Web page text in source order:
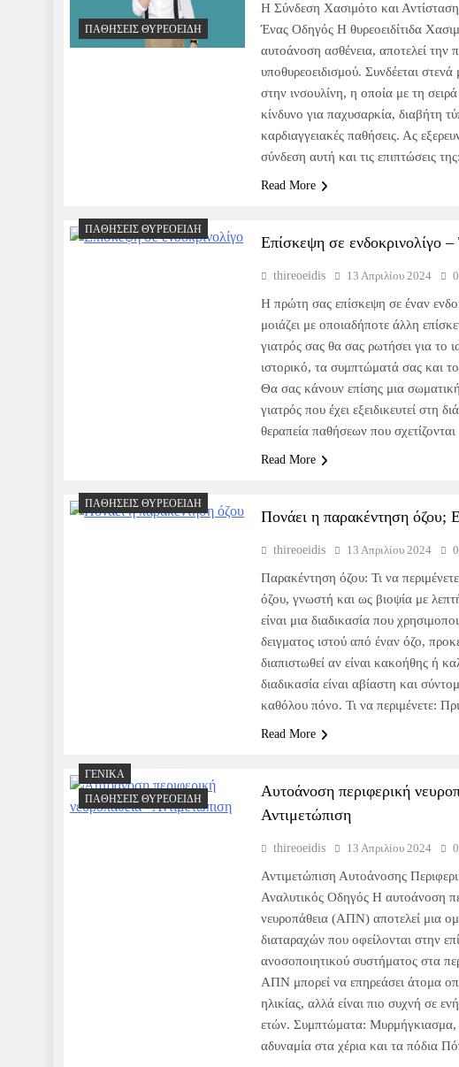
ΠΑΘΉΣΕΙΣ ΘΥΡΕΟΕΙΔΉ
Η Σύνδεση Χασιμότο και
Ένας Οδηγός Η θυρεοειδίτιδα
αυτοάνοση ασθένεια, αποτελεί την
υποθυρεοειδισμού. Συνδέεται στενά
στην ινσουλίνη, η οποία με τη
κίνδυνο για παχυσαρκία, διαβήτη
καρδιαγγειακές παθήσεις. Ας
σύνδεση αυτή και τις επιπτώσεις
Read More
ΠΑΘΉΣΕΙΣ ΘΥΡΕΟΕΙΔΉ
Επίσκεψη σε ενδοκρινολίγο –
thireoeidis 13 Απριλίου 2024 0
Η πρώτη σας επίσκεψη σε έναν
μοιάζει με οποιαδήποτε άλλη
γιατρός σας θα σας ρωτήσει για το
ιστορικό, τα συμπτώματά σας και
Θα σας κάνουν επίσης μια
γιατρός που έχει εξειδικευτεί στη
θεραπεία παθήσεων που
Read More
ΠΑΘΉΣΕΙΣ ΘΥΡΕΟΕΙΔΉ
Πονάει η παρακέντηση όζου;
thireoeidis 13 Απριλίου 2024 0
Παρακέντηση όζου: Τι να
όζου, γνωστή και ως βιοψία με
είναι μια διαδικασία που
δειγματος ιστού από έναν όζο,
διαπιστωθεί αν είναι κακοήθης ή
διαδικασία είναι αβίαστη και
καθόλου πόνο. Τι να περιμένετε:
Read More
ΓΕΝΙΚΆ
ΠΑΘΉΣΕΙΣ ΘΥΡΕΟΕΙΔΉ
Αυτοάνοση περιφερική
Αντιμετώπιση
thireoeidis 13 Απριλίου 2024 0
Αντιμετώπιση Αυτοάνοσης
Αναλυτικός Οδηγός Η αυτοάνοση
νευροπάθεια (ΑΠΝ) αποτελεί μια
διαταραχών που οφείλονται στην
ανοσοποιητικού συστήματος στα
ΑΠΝ μπορεί να επηρεάσει άτομα
ηλικίας, αλλά είναι πιο συχνή σε
ετών. Συμπτώματα: Μυρμήγκιασμα,
αδυναμία στα χέρια και τα πόδια